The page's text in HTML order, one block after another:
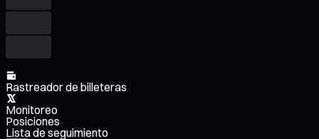
Rastreador de billeteras
Monitoreo
Posiciones
Lista de seguimiento